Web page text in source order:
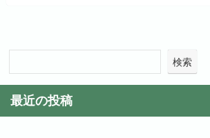
検索
最近の投稿